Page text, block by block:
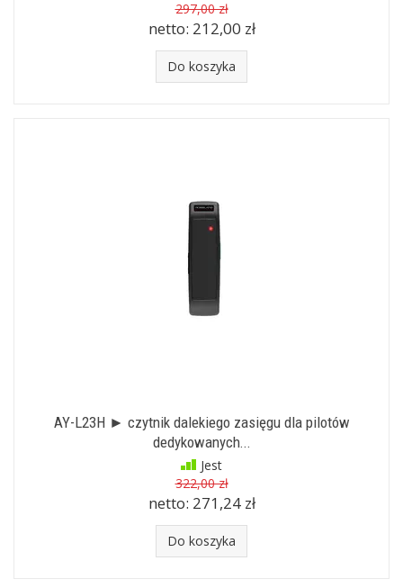
297,00 zł
netto: 212,00 zł
Do koszyka
AY-L23H ► czytnik dalekiego zasięgu dla pilotów
dedykowanych...
Jest
322,00 zł
netto: 271,24 zł
Do koszyka